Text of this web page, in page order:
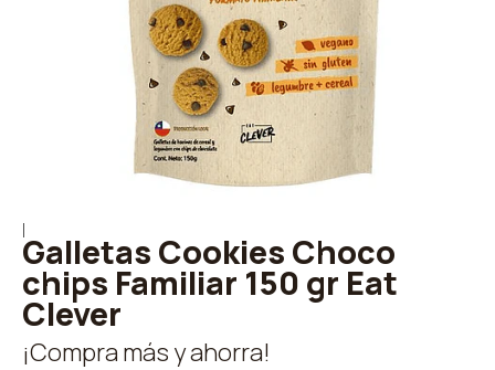
Galletas Cookies Choco
chips Familiar 150 gr Eat
Clever
¡Compra más y ahorra!